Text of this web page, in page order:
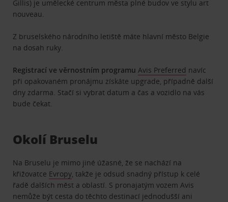
Gillis) je umělecké centrum města plné budov ve stylu art
nouveau.
Z bruselského národního letiště máte hlavní město Belgie
na dosah ruky.
Registrací ve věrnostním programuAvis Preferred navíc
při opakovaném pronájmu získáte upgrade, případně další
dny zdarma. Stačí si vybrat datum a čas a vozidlo na vás
bude čekat.
Okolí Bruselu
Na Bruselu je mimo jiné úžasné, že se nachází na
křižovatce Evropy, takže je odsud snadný přístup k celé
řadě dalších měst a oblastí. S pronajatým vozem Avis
nemůže být cesta do těchto destinací jednodušší ani